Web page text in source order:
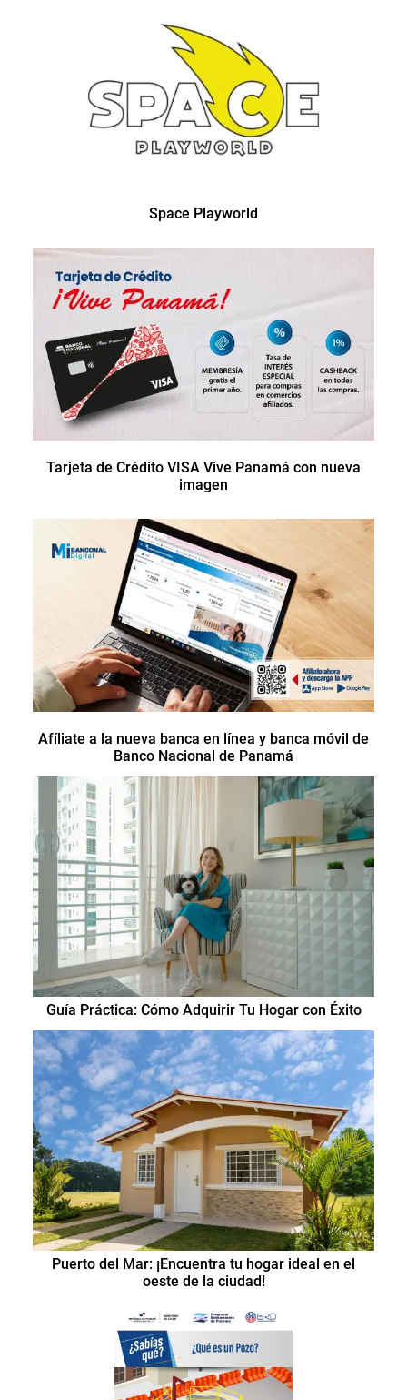
Space Playworld
Tarjeta de Crédito VISA Vive Panamá con nueva
imagen
Afíliate a la nueva banca en línea y banca móvil de
Banco Nacional de Panamá
Guía Práctica: Cómo Adquirir Tu Hogar con Éxito
Puerto del Mar: ¡Encuentra tu hogar ideal en el
oeste de la ciudad!